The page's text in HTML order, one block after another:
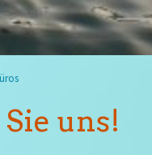
uns!